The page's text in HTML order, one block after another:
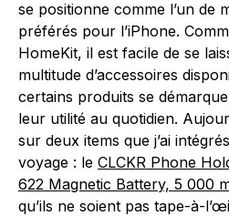
se positionne comme l’un de
préférés pour l’iPhone.
HomeKit, il est facile de se
multitude d’accessoires
certains produits se
leur utilité au quotidien.
sur deux items que j’ai
voyage : le CLCKR Phone
622 Magnetic Battery, 5 000
qu’ils ne soient pas tape-à-